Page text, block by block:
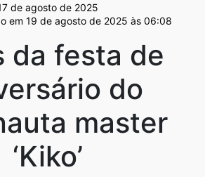
de agosto de 2025
em 19 de agosto de 2025 às 06:08
da festa de
do
master
‘Kiko’